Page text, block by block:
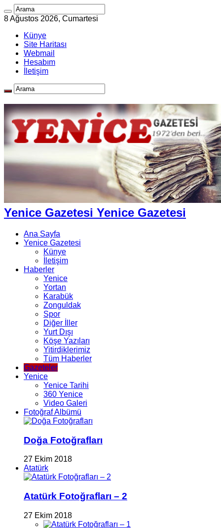
8 Ağustos 2026, Cumartesi
Künye
Site Haritası
Webmail
Hesabım
İletişim
Yenice Gazetesi Yenice Gazetesi
Ana Sayfa
Yenice Gazetesi
Künye
İletişim
Haberler
Yenice
Yortan
Karabük
Zonguldak
Spor
Diğer İller
Yurt Dışı
Köşe Yazıları
Yitirdiklerimiz
Tüm Haberler
Gazeteler
Yenice
Yenice Tarihi
360 Yenice
Video Galeri
Fotoğraf Albümü
Doğa Fotoğrafları
27 Ekim 2018
Atatürk
Atatürk Fotoğrafları – 2
27 Ekim 2018